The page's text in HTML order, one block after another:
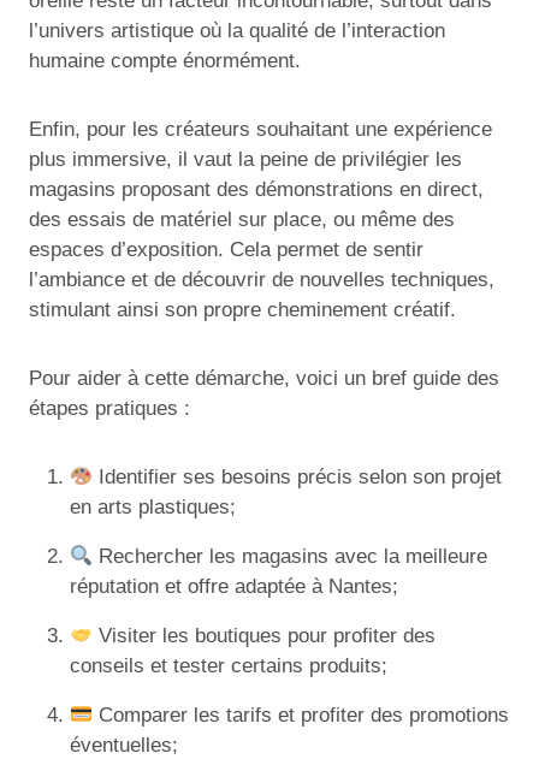
l’univers artistique où la qualité de l’interaction
humaine compte énormément.
Enfin, pour les créateurs souhaitant une expérience
plus immersive, il vaut la peine de privilégier les
magasins proposant des démonstrations en direct,
des essais de matériel sur place, ou même des
espaces d’exposition. Cela permet de sentir
l’ambiance et de découvrir de nouvelles techniques,
stimulant ainsi son propre cheminement créatif.
Pour aider à cette démarche, voici un bref guide des
étapes pratiques :
Identifier ses besoins précis selon son projet
en arts plastiques;
Rechercher les magasins avec la meilleure
réputation et offre adaptée à Nantes;
Visiter les boutiques pour profiter des
conseils et tester certains produits;
Comparer les tarifs et profiter des promotions
éventuelles;